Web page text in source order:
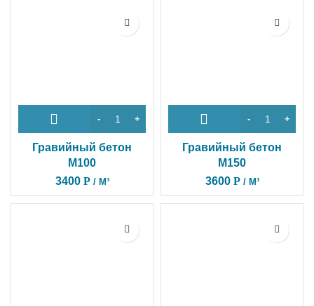
Гравийный бетон
М100
3400 Р / М³
Гравийный бетон
М150
3600 Р / М³